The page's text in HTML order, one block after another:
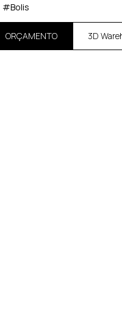
#Bolis
ORÇAMENTO 3D